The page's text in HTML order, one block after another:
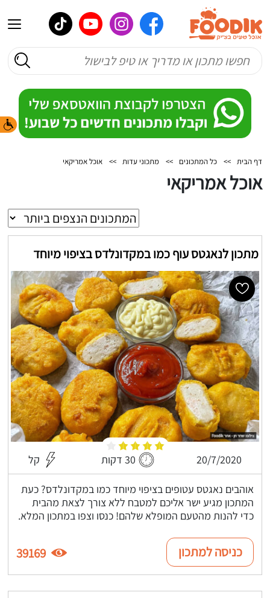
דף הבית >> כל המתכונים >> מתכוני עדות >> אוכל אמריקאי
אוכל אמריקאי
מתכון לנאגטס עוף כמו במקדונלדס בציפוי מיוחד
20/7/2020 30 דקות קל
אוהבים נאגטס עטופים בציפוי מיוחד כמו במקדונלדס? כעת
המתכון מגיע ישר אליכם למטבח ללא צורך לצאת מהבית
כדי להנות מהטעם המופלא שלהם! כנסו וצפו במתכון המלא.
כניסה למתכון 39169